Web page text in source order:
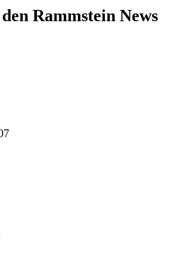
Rammstein News